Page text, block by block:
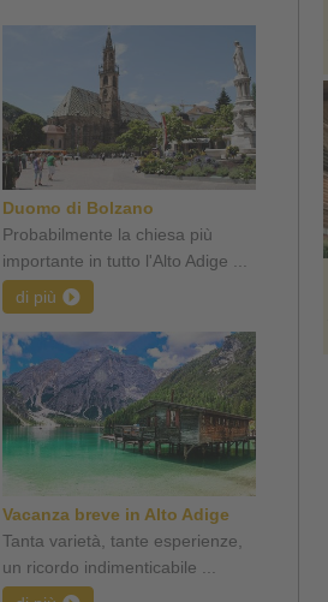
Duomo di Bolzano
Probabilmente la chiesa più
importante in tutto l'Alto Adige ...
di più
Vacanza breve in Alto Adige
Tanta varietà, tante esperienze,
un ricordo indimenticabile ...